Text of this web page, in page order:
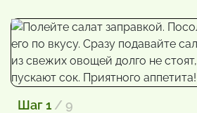
Шаг 1 / 9